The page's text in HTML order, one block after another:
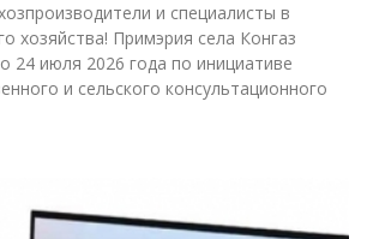
и специалисты в
хозяйства! Примэрия села Конгаз
24 июля 2026 года по инициативе
и сельского консультационного